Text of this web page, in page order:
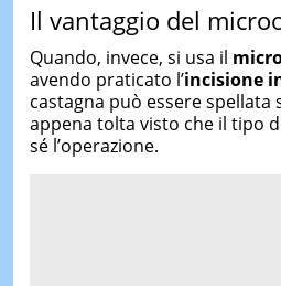
Il vantaggio del
Quando, invece, si usa il
avendo praticato l’incisione
castagna può essere spellata
appena tolta visto che il tipo
sé l’operazione.